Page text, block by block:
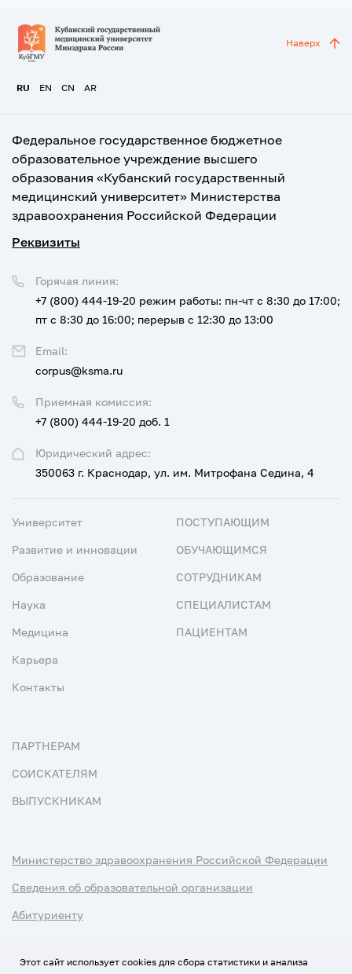
RU EN CN AR
Наверх
Федеральное государственное бюджетное
образовательное учреждение высшего
образования «Кубанский государственный
медицинский университет» Министерства
здравоохранения Российской Федерации
Реквизиты
Юридический адрес:
350063 г. Краснодар, ул. им. Митрофана Седина, 4
Приемная комиссия:
+7 (800) 444-19-20 доб. 1
Горячая линия:
+7 (800) 444-19-20 режим работы: пн-чт с 8:30 до 17:00;
пт с 8:30 до 16:00; перерыв с 12:30 до 13:00
Email:
corpus@ksma.ru
Университет
Развитие и инновации
Образование
Наука
Медицина
Карьера
Контакты
ПОСТУПАЮЩИМ
ОБУЧАЮЩИМСЯ
СОТРУДНИКАМ
СПЕЦИАЛИСТАМ
ПАЦИЕНТАМ
ПАРТНЕРАМ
СОИСКАТЕЛЯМ
ВЫПУСКНИКАМ
Министерство здравоохранения Российской Федерации
Сведения об образовательной организации
Абитуриенту
Этот сайт использует cookies для сбора статистики и анализа